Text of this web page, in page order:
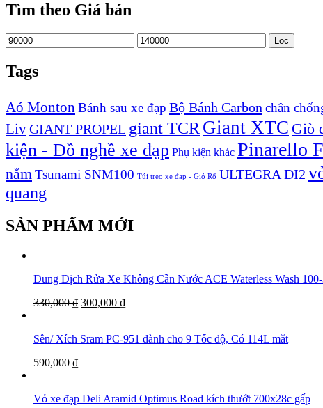
Tìm theo Giá bán
Giá
thấp
nhất
Giá
cao
Lọc
Tags
Aó Monton Bánh sau xe đạp Bộ Bánh Carbon chân
LivGIANT PROPEL giant TCR Giant XTC Giò
kiện - Đồ nghề xe đạp Phụ kiện khác Pinarello
nắmTsunami SNM100 Túi treo xe đạp - Giỏ Rổ ULTEGRA DI2
quang
SẢN PHẨM MỚI
Dung Dịch Rửa Xe Không Cần Nước ACE Waterless Wash
330,000₫ 300,000 ₫
Sên/ Xích Sram PC-951 dành cho 9 Tốc độ, Có 114L mắt
590,000 ₫
Vỏ xe đạp Deli Aramid Optimus Road kích thướt 700x28c gấp